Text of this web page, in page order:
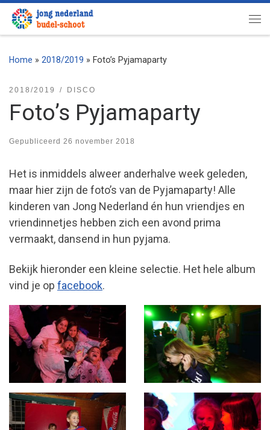
Ga naar inhoud
Home » 2018/2019 » Foto’s Pyjamaparty
2018/2019 DISCO
Foto’s Pyjamaparty
Gepubliceerd 26 november 2018
Het is inmiddels alweer anderhalve week geleden,
maar hier zijn de foto’s van de Pyjamaparty! Alle
kinderen van Jong Nederland én hun vriendjes en
vriendinnetjes hebben zich een avond prima
vermaakt, dansend in hun pyjama.
Bekijk hieronder een kleine selectie. Het hele album
vind je op facebook.